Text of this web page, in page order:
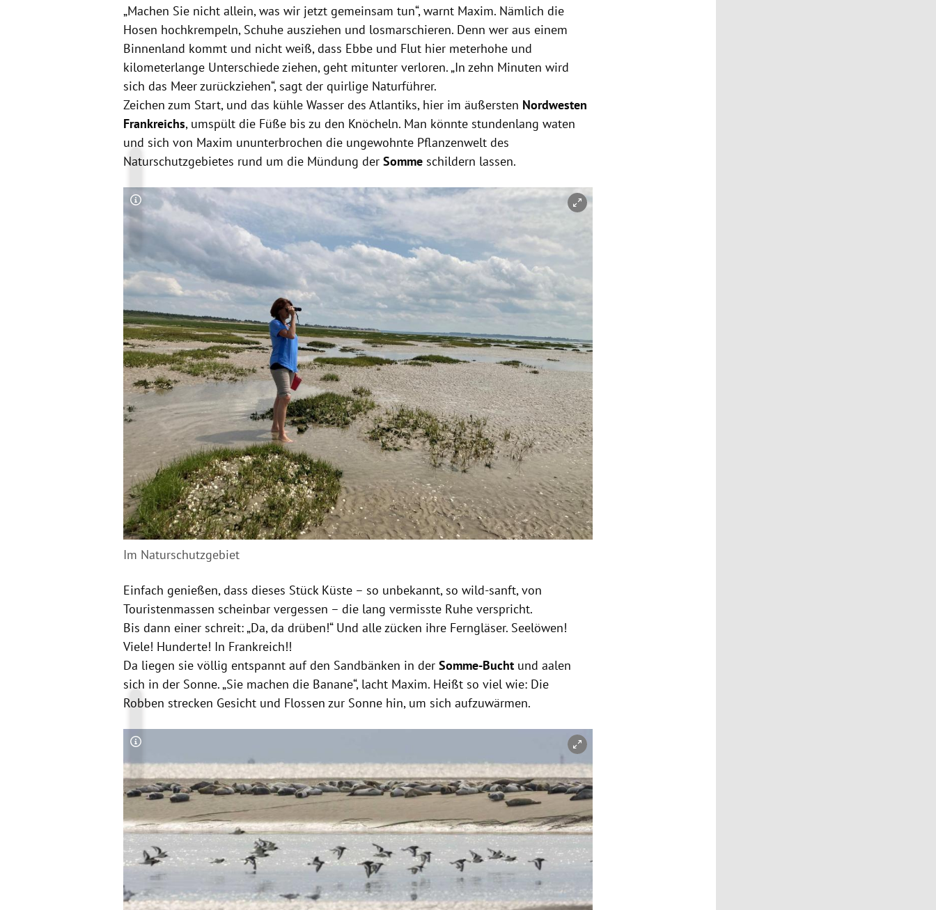
„Machen Sie nicht allein, was wir jetzt gemeinsam tun“, warnt Maxim. Nämlich die
Hosen hochkrempeln, Schuhe ausziehen und losmarschieren. Denn wer aus einem
Binnenland kommt und nicht weiß, dass Ebbe und Flut hier meterhohe und
kilometerlange Unterschiede ziehen, geht mitunter verloren. „In zehn Minuten wird
sich das Meer zurückziehen“, sagt der quirlige Naturführer.
Zeichen zum Start, und das kühle Wasser des Atlantiks, hier im äußersten Nordwesten
Frankreichs, umspült die Füße bis zu den Knöcheln. Man könnte stundenlang waten
und sich von Maxim ununterbrochen die ungewohnte Pflanzenwelt des
Naturschutzgebietes rund um die Mündung der Sommeschildern lassen.
Copyright-Hinweis öffnen/schließen
Im Naturschutzgebiet
Einfach genießen, dass dieses Stück Küste – so unbekannt, so wild-sanft, von
Touristenmassen scheinbar vergessen – die lang vermisste Ruhe verspricht.
Bis dann einer schreit: „Da, da drüben!“ Und alle zücken ihre Ferngläser. Seelöwen!
Viele! Hunderte! In Frankreich!!
Da liegen sie völlig entspannt auf den Sandbänken in der Somme-Buchtund aalen
sich in der Sonne. „Sie machen die Banane“, lacht Maxim. Heißt so viel wie: Die
Robben strecken Gesicht und Flossen zur Sonne hin, um sich aufzuwärmen.
Copyright-Hinweis öffnen/schließen